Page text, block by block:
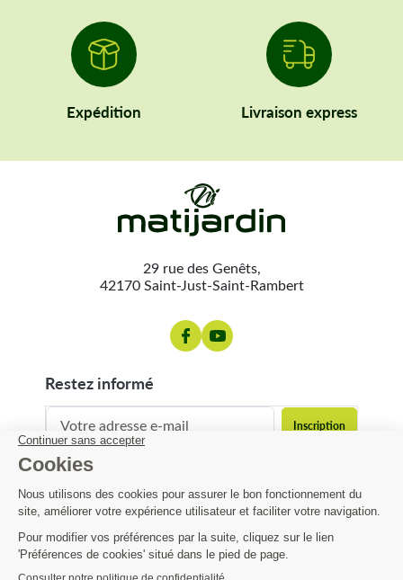
Expédition Livraison express
29 rue des Genêts,
42170 Saint-Just-Saint-Rambert
restez informé
contact@matijardin.fr 04 81 120 120
Matijardin